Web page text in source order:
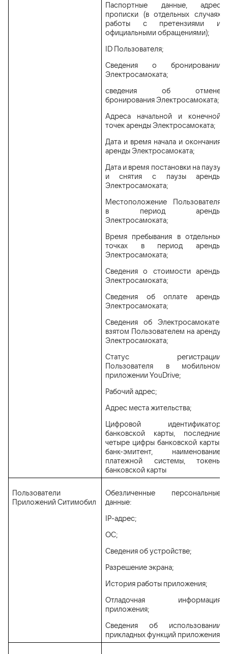
Паспортные данные, адрес
прописки (в отдельных случаях
работы с претензиями и
официальными обращениями);
ID Пользователя;
Сведения о бронировании
Электросамоката;
сведения об отмене
бронирования Электросамоката;
Адреса начальной и конечной
точек аренды Электросамоката;
Дата и время начала и окончания
аренды Электросамоката;
Дата и время постановки на паузу
и снятия с паузы аренды
Электросамоката;
Местоположение Пользователя
в период аренды
Электросамоката;
Время пребывания в отдельных
точках в период аренды
Электросамоката;
Сведения о стоимости аренды
Электросамоката;
Сведения об оплате аренды
Электросамоката;
Сведения об Электросамокате,
взятом Пользователем на аренду
Электросамоката;
Статус регистрации
Пользователя в мобильном
приложении YouDrive;
Рабочий адрес;
Адрес места жительства;
Цифровой идентификатор
банковской карты, последние
четыре цифры банковской карты,
банк-эмитент, наименование
платежной системы, токены
банковской карты
Пользователи
Приложений Ситимобил
Обезличенные персональные
данные:
IP-адрес;
ОС;
Сведения об устройстве;
Разрешение экрана;
История работы приложения;
Отладочная информация
приложения;
Сведения об использовании
прикладных функций приложения